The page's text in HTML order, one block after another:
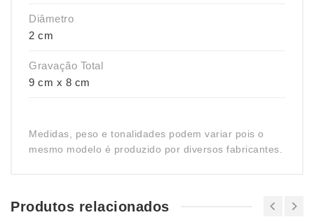
Diâmetro
2 cm
Gravação Total
9 cm x 8 cm
Medidas, peso e tonalidades podem variar pois o
mesmo modelo é produzido por diversos fabricantes.
Produtos relacionados